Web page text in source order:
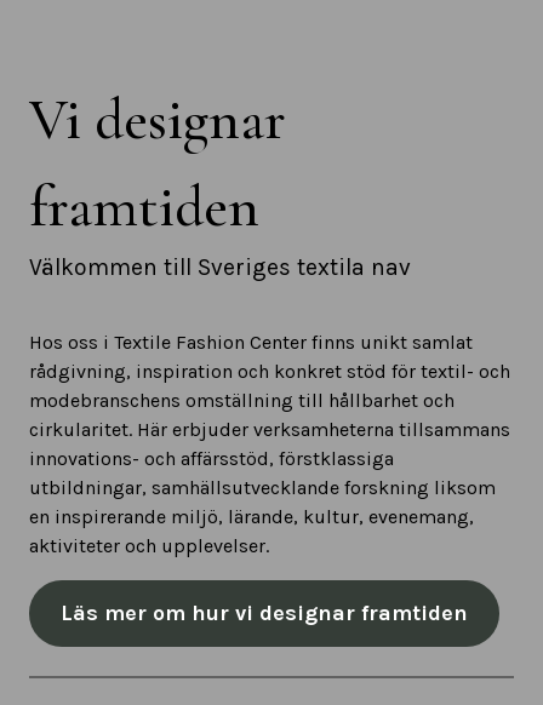
Vi designar
framtiden
Välkommen till Sveriges textila nav
Hos oss i Textile Fashion Center finns unikt samlat
rådgivning, inspiration och konkret stöd för textil- och
modebranschens omställning till hållbarhet och
cirkularitet. Här erbjuder verksamheterna tillsammans
innovations- och affärsstöd, förstklassiga
utbildningar, samhällsutvecklande forskning liksom
en inspirerande miljö, lärande, kultur, evenemang,
aktiviteter och upplevelser.
Läs mer om hur vi designar framtiden